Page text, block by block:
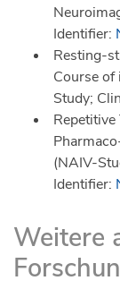
Identifier:
Resting-
Course of
Study;
(NAIV-
Identifier:
Weitere